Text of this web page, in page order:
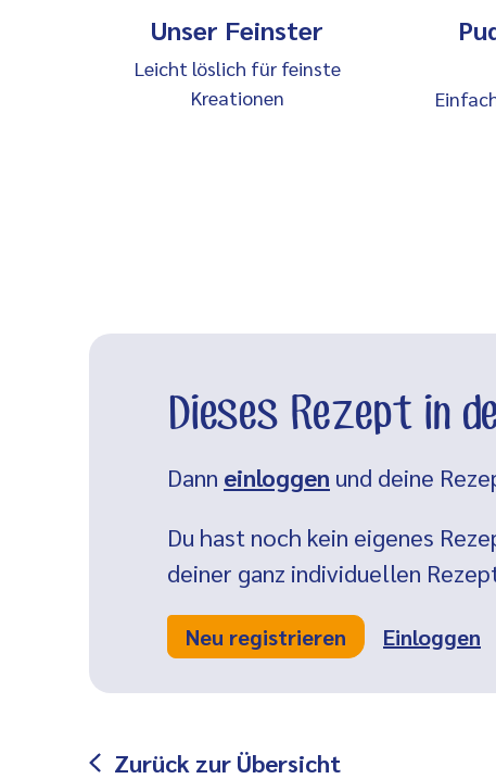
Unser Feinster
Leicht löslich für feinste
Kreationen
Dieses Rezept in
Dann einloggen und deine
Du hast noch kein eigenes
deiner ganz individuellen
Neu registrieren Einloggen
Zurück zur Übersicht